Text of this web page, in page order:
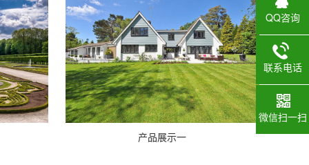
产品展示一
QQ咨询
联系电话
微信扫一扫